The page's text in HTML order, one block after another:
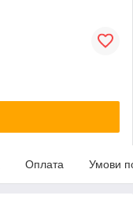
Оплата Умови